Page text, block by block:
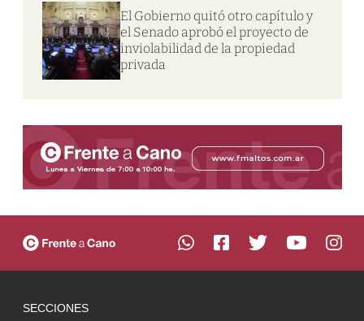
El Gobierno quitó otro capítulo y
el Senado aprobó el proyecto de
inviolabilidad de la propiedad
privada
SECCIONES